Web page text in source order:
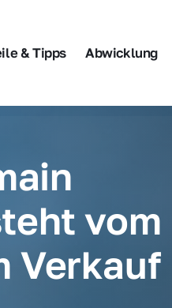
& Tipps Abwicklung
vom
Verkauf